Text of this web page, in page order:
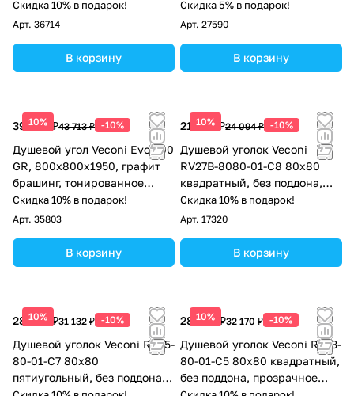
Скидка 10% в подарок!
Арт. 36714
В корзину
Скидка 5% в подарок!
Арт. 27590
В корзину
10%
39 342 ₽43 713 ₽ -10%
Душевой угол Veconi Evo 300
GR, 800х800x1950, графит
брашинг, тонированное
матовое стекло
Скидка 10% в подарок!
Арт. 35803
В корзину
10%
21 685 ₽24 094 ₽ -10%
Душевой уголок Veconi
RV27B-8080-01-C8 80х80
квадратный, без поддона,
прозрачное стекло, черный
матовый
Скидка 10% в подарок!
Арт. 17320
В корзину
10%
28 019 ₽31 132 ₽ -10%
Душевой уголок Veconi RV35-
80-01-C7 80х80
пятиугольный, без поддона,
10%
28 953 ₽32 170 ₽ -10%
Душевой уголок Veconi RV13-
80-01-C5 80х80 квадратный,
без поддона, прозрачное